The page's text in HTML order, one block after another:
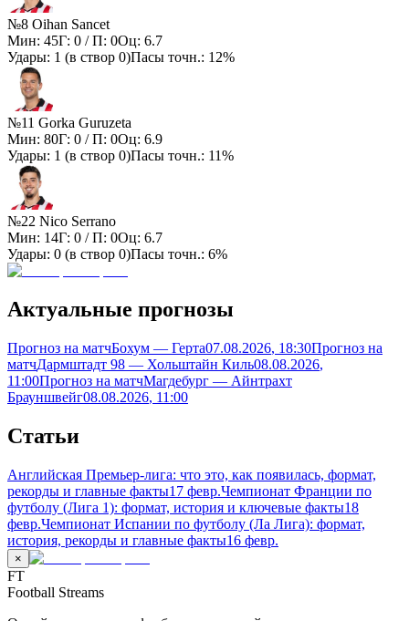
№8 Oihan Sancet
Мин: 45Г: 0 / П: 0Оц: 6.7
Удары: 1 (в створ 0)Пасы точн.: 12%
№11 Gorka Guruzeta
Мин: 80Г: 0 / П: 0Оц: 6.9
Удары: 1 (в створ 0)Пасы точн.: 11%
№22 Nico Serrano
Мин: 14Г: 0 / П: 0Оц: 6.7
Удары: 0 (в створ 0)Пасы точн.: 6%
Актуальные прогнозы
Прогноз на матчБохум — Герта07.08.2026, 18:30Прогноз на
матчДармштадт 98 — Хольштайн Киль08.08.2026,
11:00Прогноз на матчМагдебург — Айнтрахт
Брауншвейг08.08.2026, 11:00
Статьи
Английская Премьер-лига: что это, как появилась, формат,
рекорды и главные факты17 февр.Чемпионат Франции по
футболу (Лига 1): формат, история и ключевые факты18
февр.Чемпионат Испании по футболу (Ла Лига): формат,
история, рекорды и главные факты16 февр.
×
FT
Football Streams